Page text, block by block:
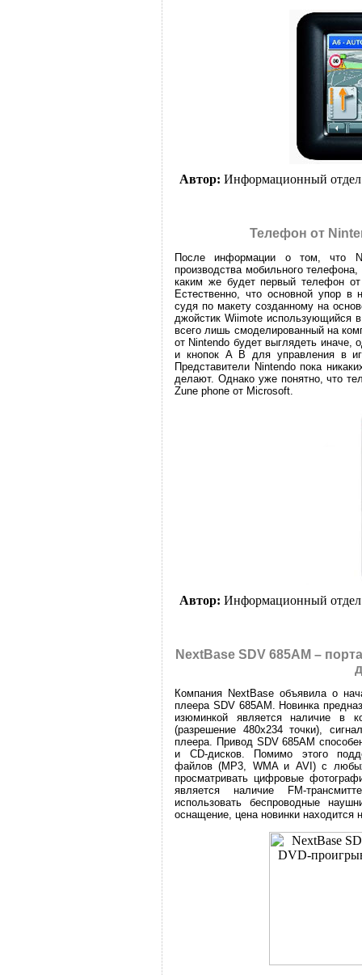
Автор: Информационный отдел
Телефон от
После информации о том, что
производства мобильного
каким же будет первый телефон от
Естественно, что основной упор в
судя по макету созданному на
джойстик Wiimote использующийся
всего лишь смоделированный на
от Nintendo будет выглядеть иначе,
и кнопок A B для управления в
Представители Nintendo пока
делают. Однако уже понятно, что
Zune phone от Microsoft.
Автор: Информационный отдел
NextBase SDV 685AM –
Компания NextBase объявила о
плеера SDV 685AM. Новинка
изюминкой является наличие в
(разрешение 480х234 точки),
плеера. Привод SDV 685AM
и CD-дисков. Помимо этого
файлов (MP3, WMA и AVI) с
просматривать цифровые
является наличие FM-
использовать беспроводные
оснащение, цена новинки находится